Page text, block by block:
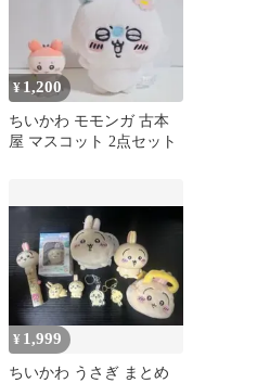
¥1,200
ちいかわ モモンガ 古本
屋 マスコット 2点セット
¥ 1,999
ちいかわ うさぎ まとめ